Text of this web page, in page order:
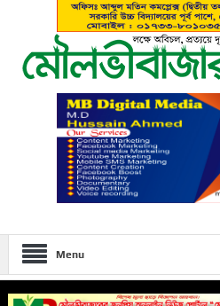
Menu